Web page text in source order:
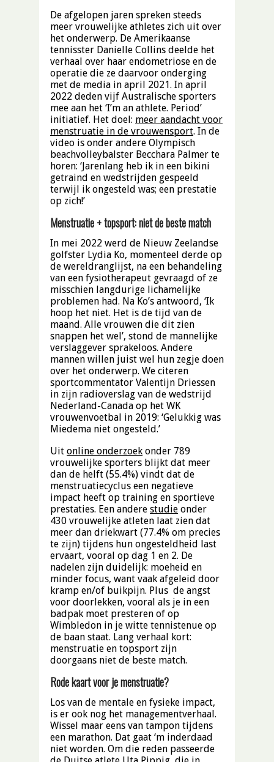
De afgelopen jaren spreken steeds
meer vrouwelijke athletes zich uit over
het onderwerp. De Amerikaanse
tennisster Danielle Collins deelde het
verhaal over haar endometriose en de
operatie die ze daarvoor onderging
met de media in april 2021. In april
2022 deden vijf Australische sporters
mee aan het ‘I’m an athlete. Period’
initiatief. Het doel: meer aandacht voor
menstruatie in de vrouwensport. In de
video is onder andere Olympisch
beachvolleybalster Becchara Palmer te
horen: ‘Jarenlang heb ik in een bikini
getraind en wedstrijden gespeeld
terwijl ik ongesteld was; een prestatie
op zich!’
Menstruatie + topsport: niet de beste match
In mei 2022 werd de Nieuw Zeelandse
golfster Lydia Ko, momenteel derde op
de wereldranglijst, na een behandeling
van een fysiotherapeut gevraagd of ze
misschien langdurige lichamelijke
problemen had. Na Ko’s antwoord, ‘Ik
hoop het niet. Het is de tijd van de
maand. Alle vrouwen die dit zien
snappen het wel’, stond de mannelijke
verslaggever sprakeloos. Andere
mannen willen juist wel hun zegje doen
over het onderwerp. We citeren
sportcommentator Valentijn Driessen
in zijn radioverslag van de wedstrijd
Nederland-Canada op het WK
vrouwenvoetbal in 2019: ‘Gelukkig was
Miedema niet ongesteld.’
Uit online onderzoek onder 789
vrouwelijke sporters blijkt dat meer
dan de helft (55.4%) vindt dat de
menstruatiecyclus een negatieve
impact heeft op training en sportieve
prestaties. Een andere studie onder
430 vrouwelijke atleten laat zien dat
meer dan driekwart (77.4% om precies
te zijn) tijdens hun ongesteldheid last
ervaart, vooral op dag 1 en 2. De
nadelen zijn duidelijk: moeheid en
minder focus, want vaak afgeleid door
kramp en/of buikpijn. Plus de angst
voor doorlekken, vooral als je in een
badpak moet presteren of op
Wimbledon in je witte tennistenue op
de baan staat. Lang verhaal kort:
menstruatie en topsport zijn
doorgaans niet de beste match.
Rode kaart voor je menstruatie?
Los van de mentale en fysieke impact,
is er ook nog het managementverhaal.
Wissel maar eens van tampon tijdens
een marathon. Dat gaat ‘m inderdaad
niet worden. Om die reden passeerde